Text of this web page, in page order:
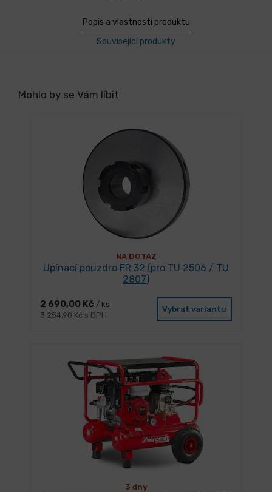
Popis a vlastnosti produktu
Související produkty
Mohlo by se Vám líbit
NA DOTAZ
Upínací pouzdro ER 32 (pro TU 2506 / TU
2807)
2 690,00 Kč / ks
3 254,90 Kč s DPH
Vybrat variantu
3 dny